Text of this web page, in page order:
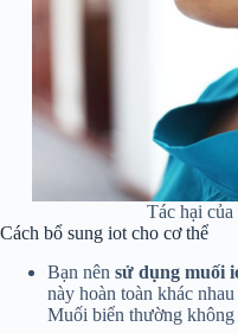
Tác hại
Cách bổ sung iot cho cơ thể
Bạn nên sử dụng muối
này hoàn toàn khác
Muối biển thường